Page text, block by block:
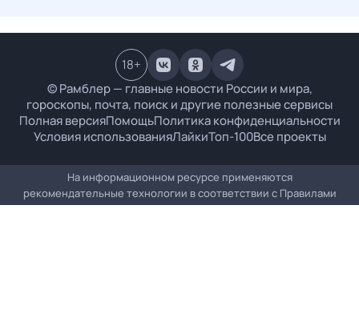
© Рамблер — главные новости России и мира,
гороскопы, почта, поиск и другие полезные сервисы
Полная версияПомощьПолитика конфиденциальности
Условия использованияЛайкиТоп-100Все проекты
18+
На информационном ресурсе применяются
рекомендательные технологии в соответствии с Правилами